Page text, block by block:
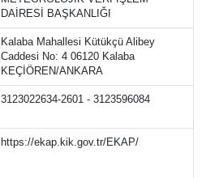
DAİRESİ BAŞKANLIĞI
Kalaba Mahallesi Kütükçü Alibey
Caddesi No: 4 06120 Kalaba
KEÇİÖREN/ANKARA
3123022634-2601 - 3123596084
https://ekap.kik.gov.tr/EKAP/